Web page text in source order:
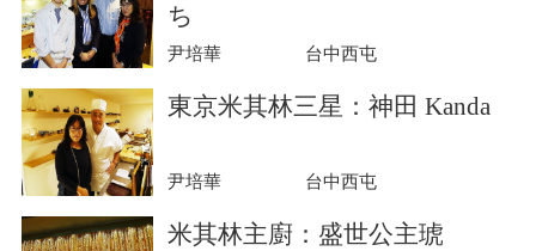
ち
尹培華 台中西屯
東京米其林三星：神田 Kanda
尹培華 台中西屯
米其林主廚：盛世公主琥